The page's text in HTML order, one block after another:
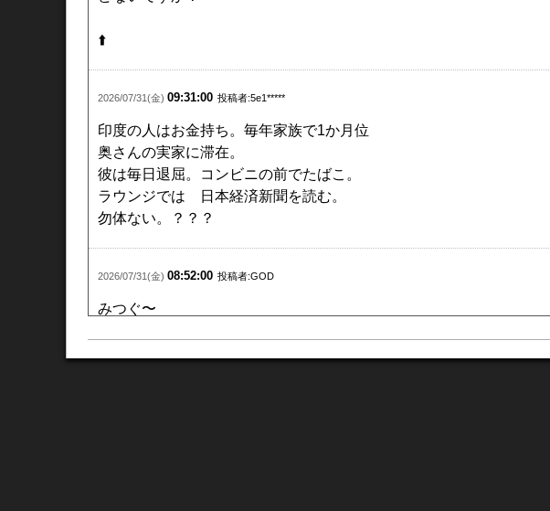
⬆️
2026/07/31(金) 09:31:00 投稿者:5e1*****
印度の人はお金持ち。毎年家族で1か月位
奥さんの実家に滞在。
彼は毎日退屈。コンビニの前でたばこ 。
ラウンジでは 日本経済新聞を読む。
勿体ない。？？？
2026/07/31(金) 08:52:00 投稿者:GOD
みつぐ〜